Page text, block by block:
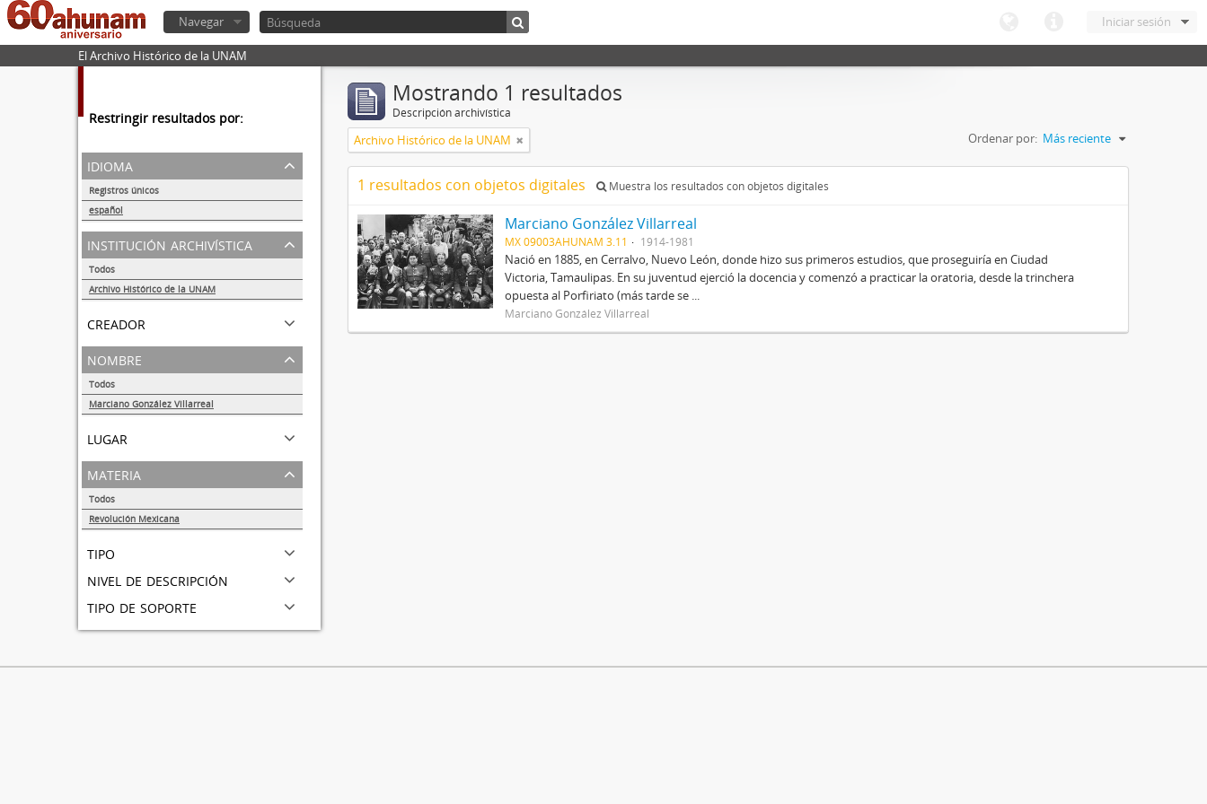
Iniciar sesión
Navegar
El Archivo Histórico de la UNAM
Restringir resultados por:
idioma
Registros únicos
español
1
institución archivística
Todos
Archivo Histórico de la UNAM
creador
nombre
Todos
Marciano González Villarreal
lugar
materia
Todos
Revolución Mexicana
tipo
nivel de descripción
tipo de soporte
Mostrando 1 resultados
Descripción archivística
Archivo Histórico de la UNAM Ordenar por: Más reciente
1 resultados con objetos digitales Muestra los resultados con objetos digitales
Marciano González Villarreal
MX 09003AHUNAM 3.11 1914-1981
Nació en 1885, en Cerralvo, Nuevo León, donde hizo sus primeros estudios, que proseguiría en Ciudad
Victoria, Tamaulipas. En su juventud ejerció la docencia y comenzó a practicar la oratoria, desde la trinchera
opuesta al Porfiriato (más tarde se ...
Marciano González Villarreal